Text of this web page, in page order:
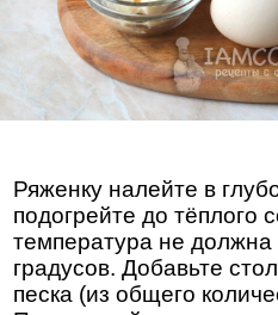
Ряженку налейте в
подогрейте до тёплого
температура не
градусов. Добавьте
песка (из общего